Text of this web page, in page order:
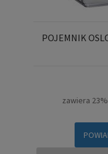
POJEMNIK
zawiera